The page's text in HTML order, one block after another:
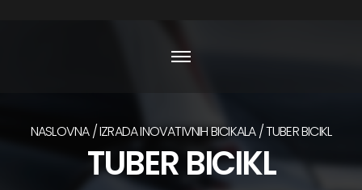
NASLOVNA IZRADA INOVATIVNIH BICIKALA TUBER BICIKL
TUBER BICIKL